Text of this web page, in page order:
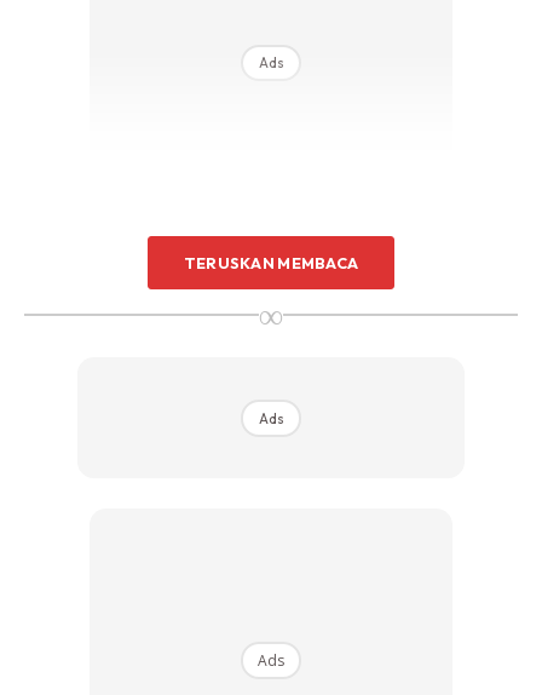
Ads
PAKAIAN SESUAI
kanak. pastikan pakaian itu daripada bahan yang ringan
dan longgar. Selain itu elakkan juga warna gelap kerana ia
TERUSKAN MEMBACA
∞
Ads
Ads